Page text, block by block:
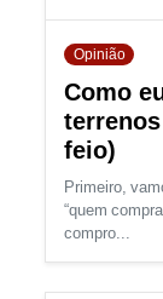
Opinião
Como
feio)
Primeiro,
“quem
compro...